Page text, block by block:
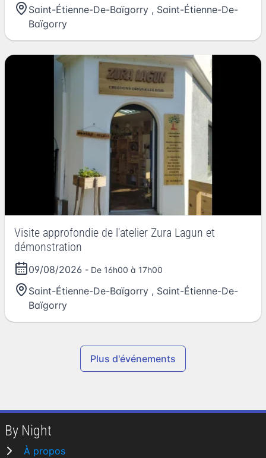
Saint-Étienne-De-Baïgorry , Saint-Étienne-De-
Baïgorry
Visite approfondie de l'atelier Zura Lagun et
démonstration
09/08/2026 - De 16h00 à 17h00
Saint-Étienne-De-Baïgorry , Saint-Étienne-De-
Baïgorry
Plus d'événements
By Night
À propos